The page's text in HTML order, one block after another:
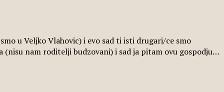
u Veljko Vlahovic) i evo sad ti isti drugari/ce smo
nam roditelji budzovani) i sad ja pitam ovu gospodju…